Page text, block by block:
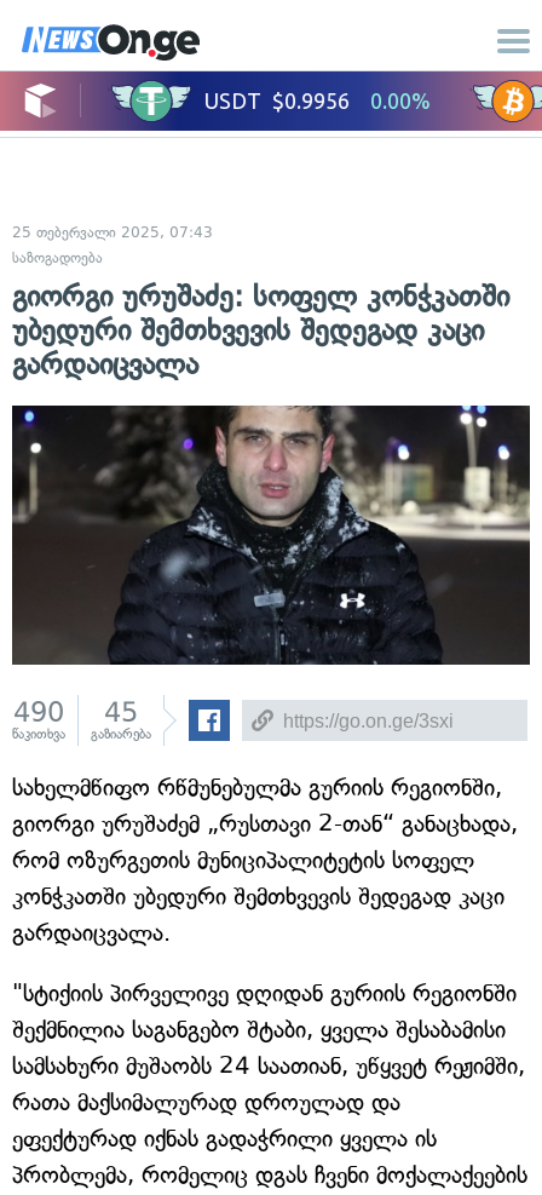
25 თებერვალი 2025, 07:43
საზოგადოება
გიორგი ურუშაძე: სოფელ კონჭკათში
უბედური შემთხვევის შედეგად კაცი
გარდაიცვალა
490
წაკითხვა
45
გაზიარება
სახელმწიფო რწმუნებულმა გურიის რეგიონში,
გიორგი ურუშაძემ „რუსთავი 2-თან“ განაცხადა,
რომ ოზურგეთის მუნიციპალიტეტის სოფელ
კონჭკათში უბედური შემთხვევის შედეგად კაცი
გარდაიცვალა.
"სტიქიის პირველივე დღიდან გურიის რეგიონში
შექმნილია საგანგებო შტაბი, ყველა შესაბამისი
სამსახური მუშაობს 24 საათიან, უწყვეტ რეჟიმში,
რათა მაქსიმალურად დროულად და
ეფექტურად იქნას გადაჭრილი ყველა ის
პრობლემა, რომელიც დგას ჩვენი მოქალაქეების